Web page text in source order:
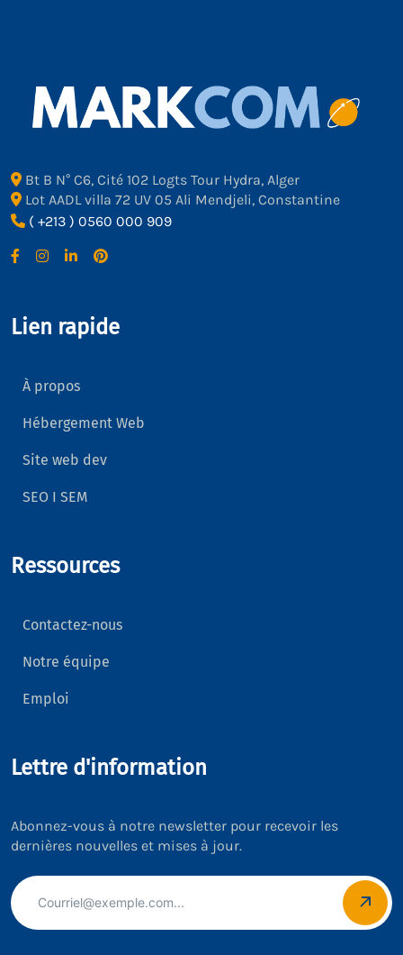
Bt B N° C6, Cité 102 Logts Tour Hydra, Alger
Lot AADL villa 72 UV 05 Ali Mendjeli, Constantine
( +213 ) 0560 000 909
Lien rapide
À propos
Hébergement Web
Site web dev
SEO I SEM
Ressources
Contactez-nous
Notre équipe
Emploi
Lettre d'information
Abonnez-vous à notre newsletter pour recevoir les
dernières nouvelles et mises à jour.